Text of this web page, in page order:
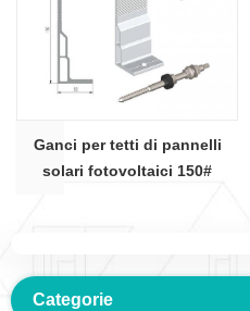
Ganci per tetti di pannelli
solari fotovoltaici 150#
Categorie